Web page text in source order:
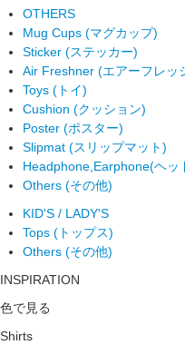
OTHERS
Mug Cups (マグカップ)
Sticker (ステッカー)
Air Freshner (エアーフレッ
Toys (トイ)
Cushion (クッション)
Poster (ポスター)
Slipmat (スリップマット)
Headphone,Earphone(ヘッ
Others (その他)
KID'S / LADY'S
Tops (トップス)
Others (その他)
INSPIRATION
色で見る
Shirts